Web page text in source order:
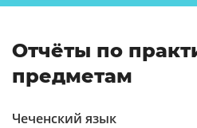
Отчёты по
предметам
Чеченский язык